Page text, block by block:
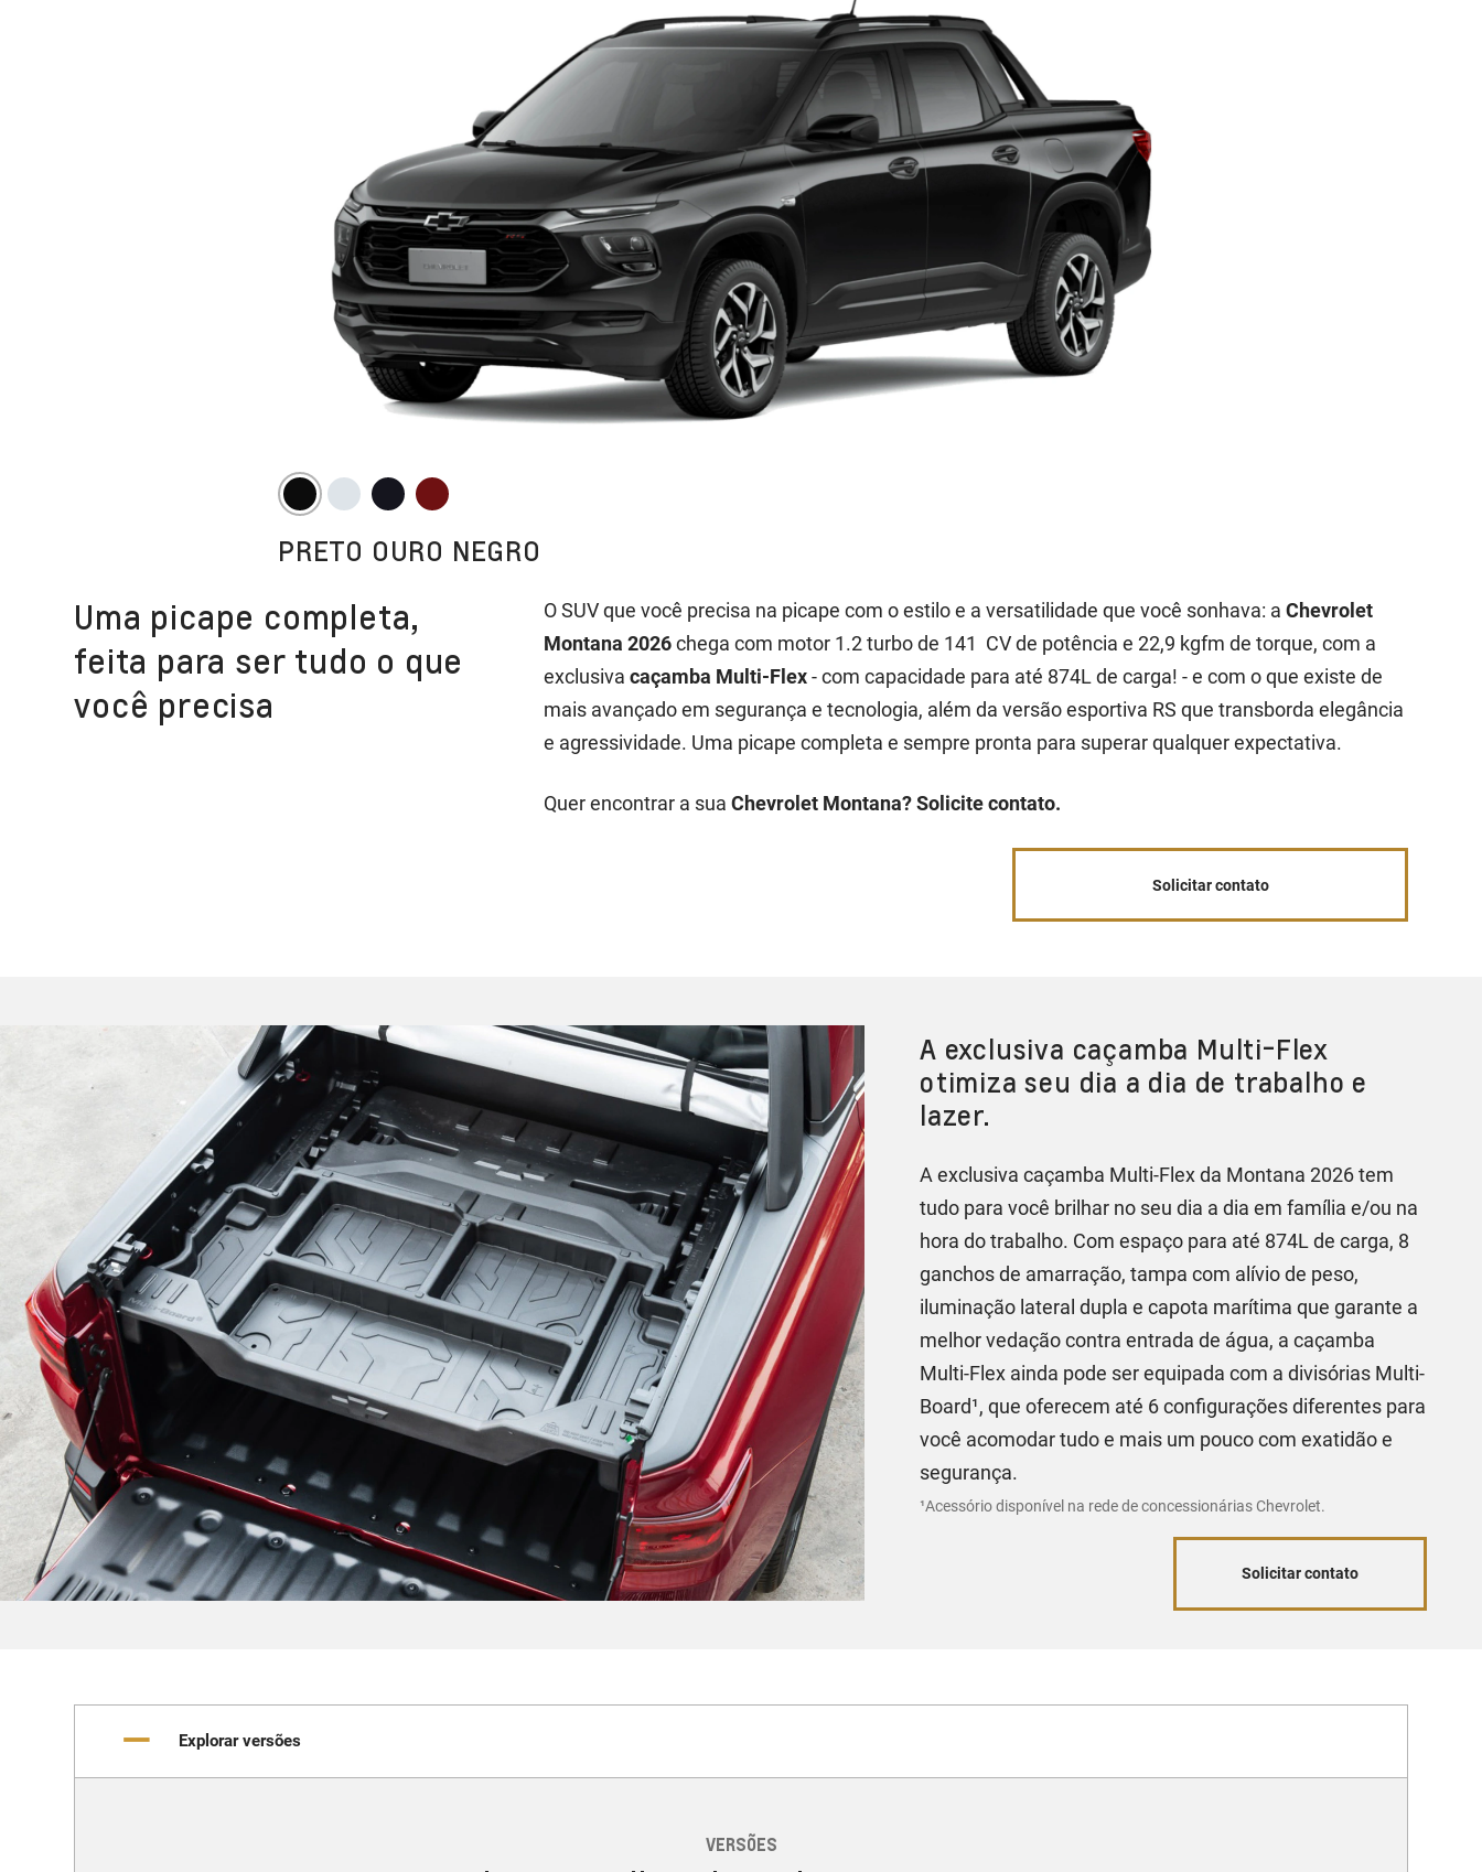
PRETO OURO NEGRO
Uma picape completa,
feita para ser tudo o que
você precisa
O SUV que você precisa na picape com o estilo e a versatilidade que você sonhava: a Chevrolet
Montana 2026chega com motor 1.2 turbo de 141 CV de potência e 22,9 kgfm de torque, com a
exclusiva caçamba Multi-Flex- com capacidade para até 874L de carga! - e com o que existe de
mais avançado em segurança e tecnologia, além da versão esportiva RS que transborda elegância
e agressividade. Uma picape completa e sempre pronta para superar qualquer expectativa.
Quer encontrar a sua Chevrolet Montana? Solicite contato.
Solicitar contato
A exclusiva caçamba Multi-Flex
otimiza seu dia a dia de trabalho e
lazer.
A exclusiva caçamba Multi-Flex da Montana 2026 tem
tudo para você brilhar no seu dia a dia em família e/ou na
hora do trabalho. Com espaço para até 874L de carga, 8
ganchos de amarração, tampa com alívio de peso,
iluminação lateral dupla e capota marítima que garante a
melhor vedação contra entrada de água, a caçamba
Multi-Flex ainda pode ser equipada com a divisórias Multi-
Board¹, que oferecem até 6 configurações diferentes para
você acomodar tudo e mais um pouco com exatidão e
segurança.
¹Acessório disponível na rede de concessionárias Chevrolet.
Solicitar contato
Explorar versões
VERSÕES